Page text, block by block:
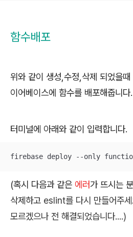
함수배포
위와 같이 생성,수정,삭제 되었을
이어베이스에 함수를 배포해줍니다.
터미널에 아래와 같이 입력합니다.
firebase deploy --only
(혹시 다음과 같은 에러가 뜨시는
삭제하고 eslint를 다시 만들어주
모르겠으나 전 해결되었습니다....)